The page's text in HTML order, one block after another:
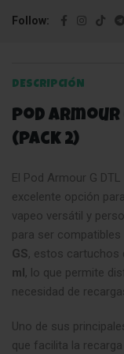
Follow
DESCRIPCIÓN
Pod Armour
(Pack 2)
El Pod Armour G
excelente opción
vapeo versátil y
para ser
GS, estos cartuchos
ml , lo que permite
necesidad de
Uno de sus
que facilita la